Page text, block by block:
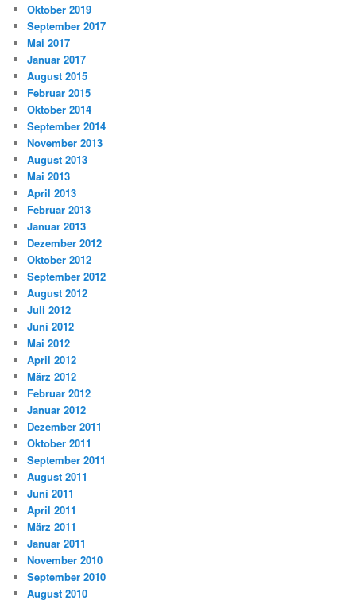
Oktober 2019
September 2017
Mai 2017
Januar 2017
August 2015
Februar 2015
Oktober 2014
September 2014
November 2013
August 2013
Mai 2013
April 2013
Februar 2013
Januar 2013
Dezember 2012
Oktober 2012
September 2012
August 2012
Juli 2012
Juni 2012
Mai 2012
April 2012
März 2012
Februar 2012
Januar 2012
Dezember 2011
Oktober 2011
September 2011
August 2011
Juni 2011
April 2011
März 2011
Januar 2011
November 2010
September 2010
August 2010